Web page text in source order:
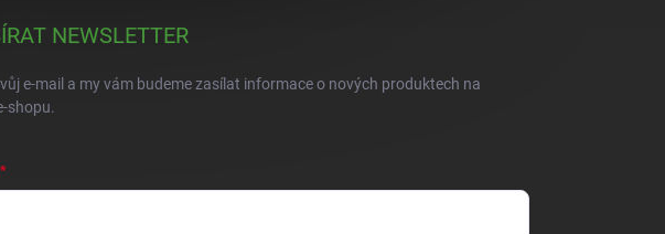
NEWSLETTER
e-mail a my vám budeme zasílat informace o nových produktech na
shopu.